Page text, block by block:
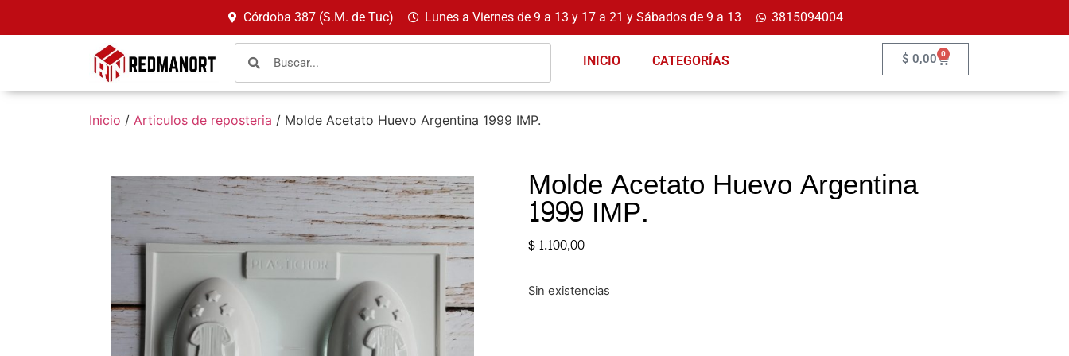
Córdoba 387 (S.M. de Tuc) Lunes a Viernes de 9 a 13 y 17 a 21 y Sábados de 9 a 13 3815094004
INICIO CATEGORÍAS $ 0,00 0
Inicio / Articulos de reposteria / Molde Acetato Huevo Argentina 1999 IMP.
Molde Acetato Huevo Argentina
1999 IMP.
$1.100,00
Sin existencias